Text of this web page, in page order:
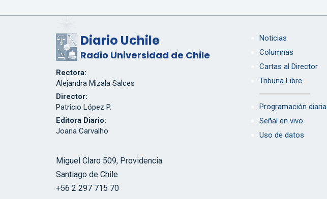
Diario Uchile
Radio Universidad de Chile
Rectora:
Alejandra Mizala Salces
Director:
Patricio López P.
Editora Diario:
Joana Carvalho
Miguel Claro 509, Providencia
Santiago de Chile
+56 2 297 715 70
Noticias
Columnas
Cartas al Director
Tribuna Libre
Programación diaria
Señal en vivo
Uso de datos